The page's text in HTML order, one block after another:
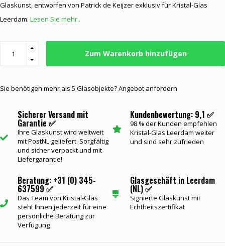
Glaskunst, entworfen von Patrick de Keijzer exklusiv für Kristal-Glas
Leerdam. Lesen Sie mehr..
Zum Warenkorb hinzufügen
Sie benötigen mehr als 5 Glasobjekte? Angebot anfordern
Sicherer Versand mit
Garantie ✅
Ihre Glaskunst wird weltweit
mit PostNL geliefert. Sorgfältig
und sicher verpackt und mit
Liefergarantie!
Kundenbewertung: 9,1 ✅
98 % der Kunden empfehlen
Kristal-Glas Leerdam weiter
und sind sehr zufrieden
Beratung: +31 (0) 345-
637599 ✅
Das Team von Kristal-Glas
steht Ihnen jederzeit für eine
persönliche Beratung zur
Verfügung
Glasgeschäft in Leerdam
(NL) ✅
Signierte Glaskunst mit
Echtheitszertifikat